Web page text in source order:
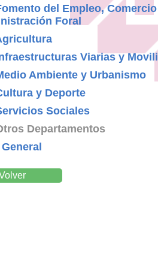
del Empleo,
Foral
Viarias y
Ambiente y Urbanismo
y Deporte
Sociales
Departamentos